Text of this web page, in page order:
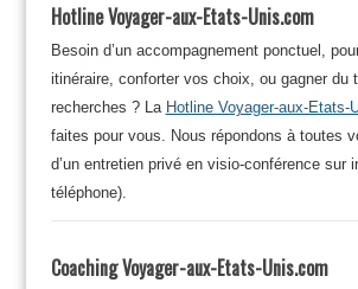
Hotline Voyager-aux-Etats-Unis.com
Besoin d’un accompagnement ponctuel,
itinéraire, conforter vos choix, ou gagner du
recherches ? La Hotline Voyager-aux-Etats-
faites pour vous. Nous répondons à toutes
d’un entretien privé en visio-conférence sur
téléphone).
Coaching Voyager-aux-Etats-Unis.com